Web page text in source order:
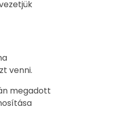
venni.
megadott